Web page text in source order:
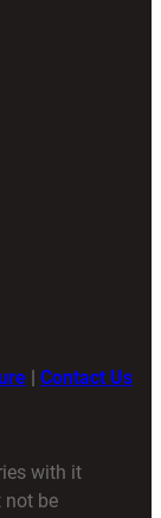
| Contact Us
with it
not be